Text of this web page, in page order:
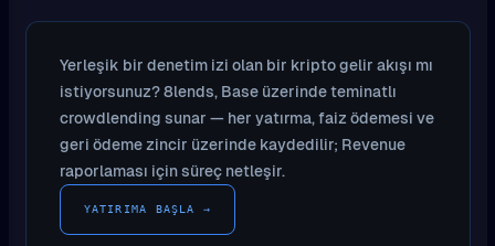
Yerleşik bir denetim izi olan bir kripto gelir akışı mı
istiyorsunuz? 8lends, Base üzerinde teminatlı
crowdlending sunar — her yatırma, faiz ödemesi ve
geri ödeme zincir üzerinde kaydedilir; Revenue
raporlaması için süreç netleşir.
YATIRIMA BAŞLA →